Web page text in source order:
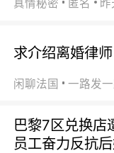
真情秘密 匿名 昨
求介绍离婚律师
闲聊法国
巴黎7区兑换店
员工奋力反抗